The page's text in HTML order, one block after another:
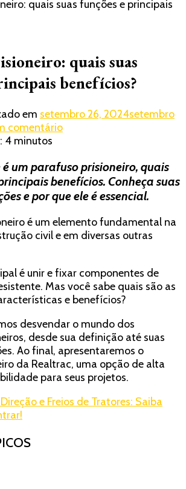
quais suas
benefícios?
em setembro 26, 2024setembro
comentárioem
quais
suas
funções
principais
benefícios?
4 minutos
é um parafuso prisioneiro, quais
benefícios. Conheça suas
e por que ele é essencial.
é um elemento fundamental na
civil e em diversas outras
é unir e fixar componentes de
Mas você sabe quais são as
e benefícios?
desvendar o mundo dos
desde sua definição até suas
Ao final, apresentaremos o
da Realtrac, uma opção de alta
para seus projetos.
e Freios de Tratores: Saiba